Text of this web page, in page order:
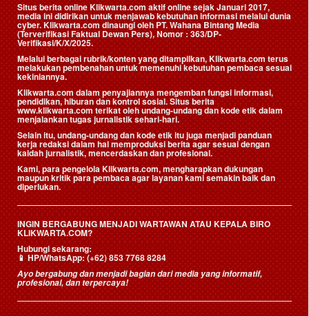
Situs berita online Klikwarta.com aktif online sejak Januari 2017,
media ini didirikan untuk menjawab kebutuhan informasi melalui dunia
cyber. Klikwarta.com dinaungi oleh PT. Wahana Bintang Media
(Terverifikasi Faktual Dewan Pers), Nomor : 363/DP-
Verifikasi/K/X/2025.
Melalui berbagai rubrik/konten yang ditampilkan, Klikwarta.com terus
melakukan pembenahan untuk memenuhi kebutuhan pembaca sesuai
kekiniannya.
Klikwarta.com dalam penyajiannya mengemban fungsi informasi,
pendidikan, hiburan dan kontrol sosial. Situs berita
www.klikwarta.com terikat oleh undang-undang dan kode etik dalam
menjalankan tugas jurnalistik sehari-hari.
Selain itu, undang-undang dan kode etik itu juga menjadi panduan
kerja redaksi dalam hal memproduksi berita agar sesuai dengan
kaidah jurnalistik, mencerdaskan dan profesional.
Kami, para pengelola Klikwarta.com, mengharapkan dukungan
maupun kritik para pembaca agar layanan kami semakin baik dan
diperlukan.
INGIN BERGABUNG MENJADI WARTAWAN ATAU KEPALA BIRO
KLIKWARTA.COM?
Hubungi sekarang:
📱HP/WhatsApp:(+62) 853 7768 8284
Ayo bergabung dan menjadi bagian dari media yang informatif,
profesional, dan terpercaya!